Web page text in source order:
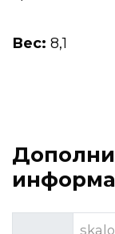
Вес: 8,1